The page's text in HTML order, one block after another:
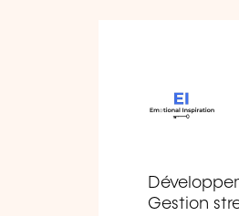
Gestion